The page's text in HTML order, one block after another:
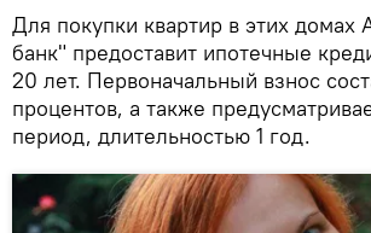
Для покупки квартир в этих
банк" предоставит ипотечные
20 лет. Первоначальный взнос
процентов, а также
период, длительностью 1 год.